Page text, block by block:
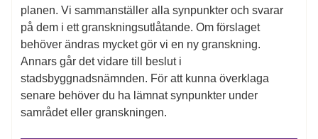
planen. Vi sammanställer alla synpunkter och svarar
på dem i ett granskningsutlåtande. Om förslaget
behöver ändras mycket gör vi en ny granskning.
Annars går det vidare till beslut i
stadsbyggnadsnämnden. För att kunna överklaga
senare behöver du ha lämnat synpunkter under
samrådet eller granskningen.